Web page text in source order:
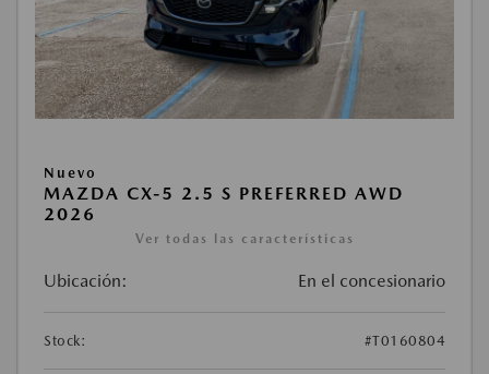
Nuevo
MAZDA CX-5 2.5 S PREFERRED AWD
2026
Ver todas las características
Ubicación: En el concesionario
Stock: #T0160804